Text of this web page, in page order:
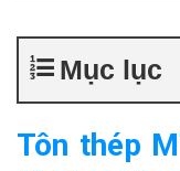
Mục lục
Tôn thép